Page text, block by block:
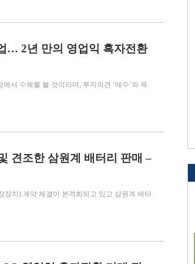
… 2년 만의 영업익 흑자전환
서 수혜를 볼 것이라며, 투자의견 ‘매수’와 목
견조한 삼원계 배터리 판매 –
장치) 계약 체결이 본격화되고 있고 삼원계 배터